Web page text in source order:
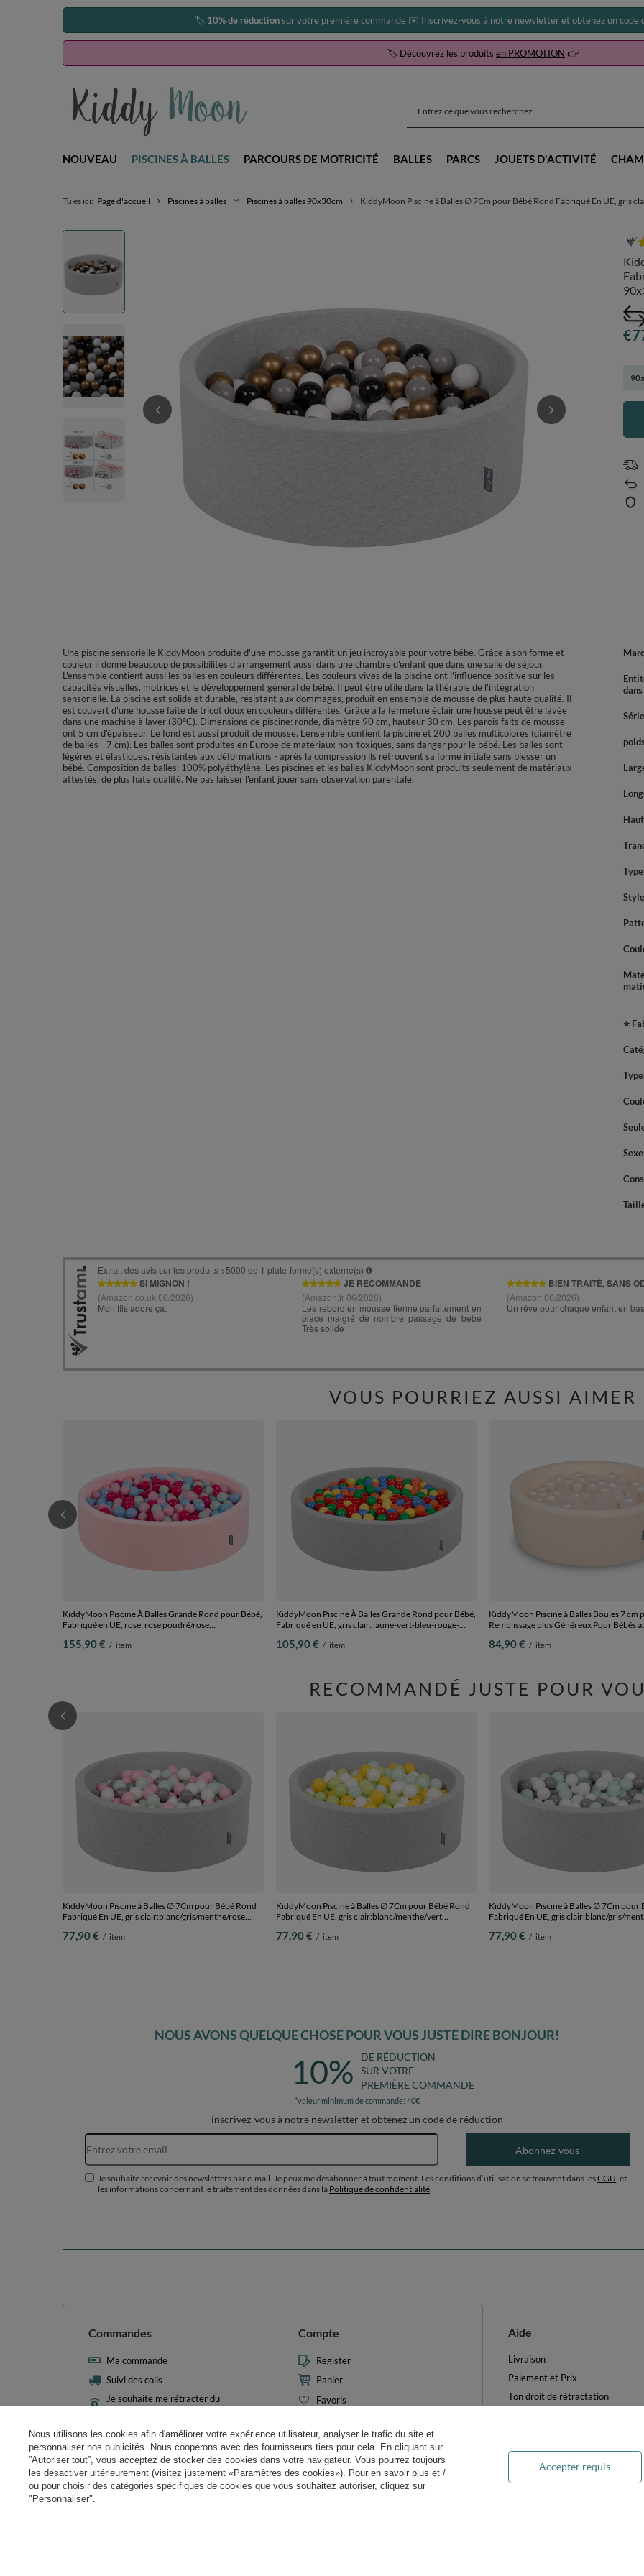
🏷️ 10% de réductionsur votre première commande ✉️ Inscrivez-vous à notre newsletter et obtenez un code
🏷️ Découvrez les produits en PROMOTION 👉
NOUVEAU PISCINES À BALLES PARCOURS DE MOTRICITÉ BALLES PARCS JOUETS D'ACTIVITÉ
Tu es ici: Page d'accueil Piscines à balles Piscines à balles 90x30cm KiddyMoon Piscine à Balles ∅ 7Cm pour Bébé Rond Fabriqué En UE, gris
Une piscine sensorielle KiddyMoon produite d'une mousse garantit un jeu incroyable pour votre bébé. Grâce à son forme et
couleur il donne beaucoup de possibilités d'arrangement aussi dans une chambre d'enfant que dans une salle de séjour.
L'ensemble contient aussi les balles en couleurs différentes. Les couleurs vives de la piscine ont l'influence positive sur les
capacités visuelles, motrices et le développement général de bébé. Il peut être utile dans la thérapie de l'intégration
sensorielle. La piscine est solide et durable, résistant aux dommages, produit en ensemble de mousse de plus haute qualité. Il
est couvert d'une housse faite de tricot doux en couleurs différentes. Grâce à la fermeture éclair une housse peut être lavée
dans une machine à laver (30°C). Dimensions de piscine: ronde, diamètre 90 cm, hauteur 30 cm. Les parois faits de mousse
ont 5 cm d'épaisseur. Le fond est aussi produit de mousse. L'ensemble contient la piscine et 200 balles multicolores (diamètre
de balles - 7 cm). Les balles sont produites en Europe de matériaux non-toxiques, sans danger pour le bébé. Les balles sont
légères et élastiques, résistantes aux déformations - après la compression ils retrouvent sa forme initiale sans blesser un
bébé. Composition de balles: 100% polyéthylène. Les piscines et les balles KiddyMoon sont produits seulement de matériaux
attestés, de plus hate qualité. Ne pas laisser l'enfant jouer sans observation parentale.
Style
⭐
Type
Sexe
VOUS POURRIEZ AUSSI AIMER
KiddyMoon Piscine À Balles Grande Rond pour Bébé,
Fabriqué en UE, rose: rose poudré/rose
155,90 € / item
KiddyMoon Piscine À Balles Grande Rond pour Bébé,
Fabriqué en UE, gris clair: jaune-vert-bleu-rouge-
105,90 € / item
KiddyMoon Piscine à Balles Boules 7 cm
Remplissage plus Généreux Pour Bébés
Perle/Transparent, 90x30cm/200 Balles
84,90 € / item
RECOMMANDÉ JUSTE POUR
KiddyMoon Piscine à Balles ∅ 7Cm pour Bébé Rond
Fabriqué En UE, gris clair:blanc/gris/menthe/rose
77,90 € / item
KiddyMoon Piscine à Balles ∅ 7Cm pour Bébé Rond
Fabriqué En UE, gris clair:blanc/menthe/vert
77,90 € / item
KiddyMoon Piscine à Balles ∅ 7Cm pour
Fabriqué En UE, gris clair:blanc/gris/
77,90 € / item
NOUS AVONS QUELQUE CHOSE POUR VOUS JUSTE DIRE BONJOUR!
10%
DE RÉDUCTION
SUR VOTRE
PREMIÈRE COMMANDE
*valeur minimum de commande: 40€
inscrivez-vous à notre newsletter et obtenez un code de réduction
Adresse e-mail
Abonnez-vous
Je souhaite recevoir des newsletters par e-mail. Je peux me désabonner à tout moment. Les conditions d’utilisation se trouvent dans lesCGU , et
les informations concernant le traitement des données dans la Politique de confidentialité
Commandes
Ma commande
Suivi des colis
Je souhaite me rétracter du
contrat
Contact
Compte
Register
Panier
Favoris
Mes transactions
Newsletter
Paramètres des cookies
Aide
Livraison
Paiement et Prix
Ton droit de rétractation
FAQ
Traitement des DEEE
Nous utilisons les cookies afin d'améliorer votre expérience utilisateur, analyser le trafic du site et
personnaliser nos publicités. Nous coopérons avec des fournisseurs tiers pour cela. En cliquant sur
”Autoriser tout”, vous acceptez de stocker des cookies dans votre navigateur. Vous pourrez toujours
les désactiver ultérieurement (visitez justement «Paramètres des cookies»). Pour en savoir plus et /
ou pour choisir des catégories spécifiques de cookies que vous souhaitez autoriser, cliquez sur
"Personnaliser".
Accepter requis